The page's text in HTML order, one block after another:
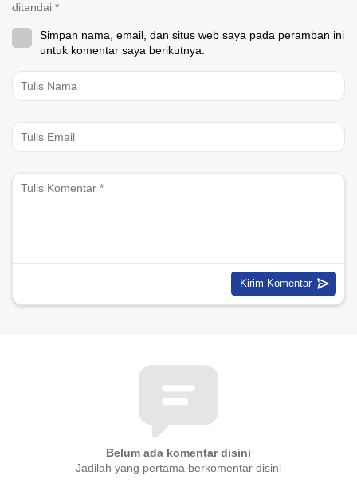
ditandai *
Simpan nama, email, dan situs web saya pada peramban ini
untuk komentar saya berikutnya.
Belum ada komentar disini
Jadilah yang pertama berkomentar disini